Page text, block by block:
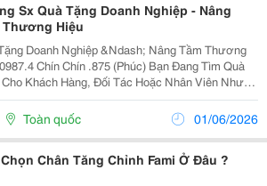
Sx Quà Tặng Doanh Nghiệp - Nâng
Thương Hiệu
Doanh Nghiệp &Ndash; Nâng Tầm Thương
Khách Hàng, Đối Tác Hoặc Nhân Viên Nhưng
Vừa Đẹp, Vừa Thiết Thực, Vừa Phù Hợp Ngân
Sách? Hỗ Trợ Riêng Cho Doanh Ng Hiệp: ✔ Dập Logo...
Toàn quốc 01/06/2026
Chân Tăng Chỉnh Fami Ở Đâu ?